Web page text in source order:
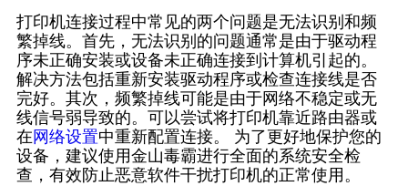
打印机连接过程中常见的两个问题是无法识别和频
繁掉线。首先，无法识别的问题通常是由于驱动程
序未正确安装或设备未正确连接到计算机引起的。
解决方法包括重新安装驱动程序或检查连接线是否
完好。其次，频繁掉线可能是由于网络不稳定或无
线信号弱导致的。可以尝试将打印机靠近路由器或
在 网络设置中重新配置连接。 为了更好地保护您的
设备，建议使用金山毒霸进行全面的系统安全检
查，有效防止恶意软件干扰打印机的正常使用。